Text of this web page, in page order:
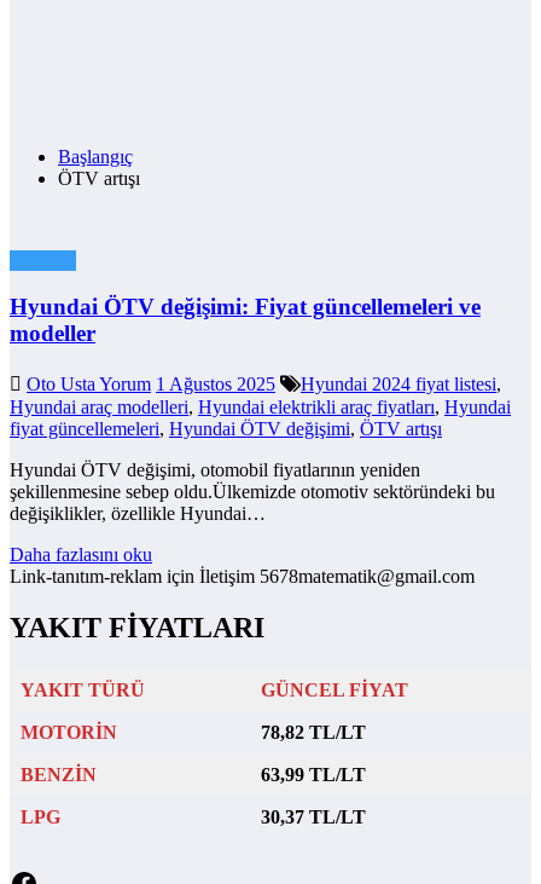
Başlangıç
ÖTV artışı
Hyundai ÖTV değişimi: Fiyat güncellemeleri ve
modeller
Oto Usta Yorum 1 Ağustos 2025 Hyundai 2024 fiyat listesi,
Hyundai araç modelleri, Hyundai elektrikli araç fiyatları, Hyundai
fiyat güncellemeleri, Hyundai ÖTV değişimi, ÖTV artışı
Hyundai ÖTV değişimi, otomobil fiyatlarının yeniden
şekillenmesine sebep oldu.Ülkemizde otomotiv sektöründeki bu
değişiklikler, özellikle Hyundai…
Daha fazlasını oku
Link-tanıtım-reklam için İletişim 5678matematik@gmail.com
YAKIT FİYATLARI
YAKIT TÜRÜ GÜNCEL FİYAT
MOTORİN 78,82 TL/LT
BENZİN 63,99 TL/LT
LPG 30,37 TL/LT